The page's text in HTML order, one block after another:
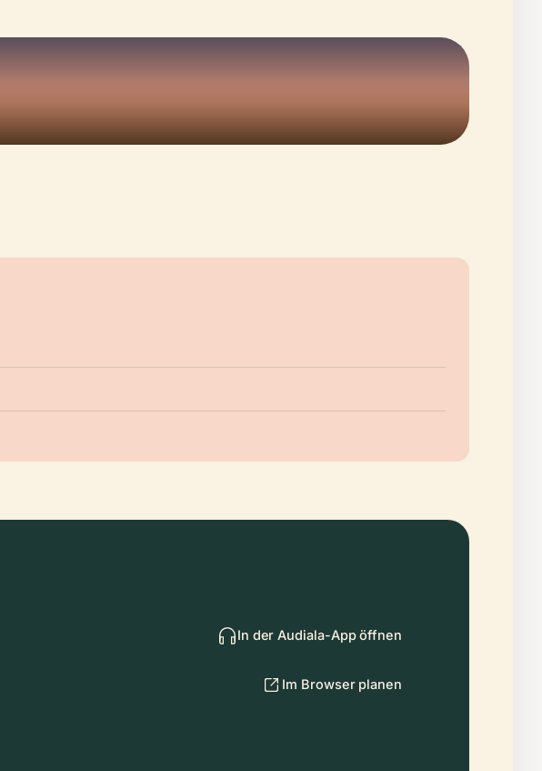
In der Audiala-App öffnen
Im Browser planen